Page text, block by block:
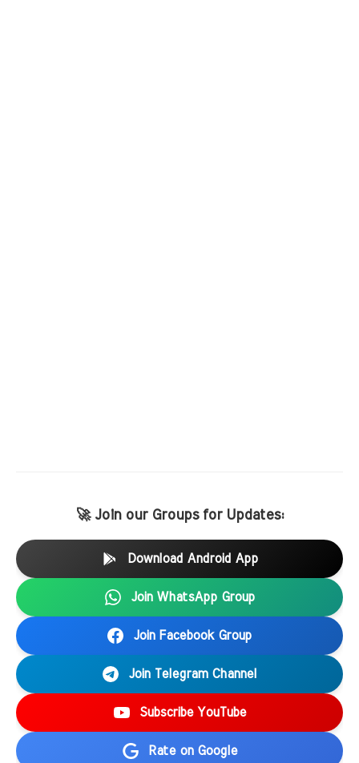
🚀 Join our Groups for Updates:
Download Android App
Join WhatsApp Group
Join Facebook Group
Join Telegram Channel
Subscribe YouTube
Rate on Google